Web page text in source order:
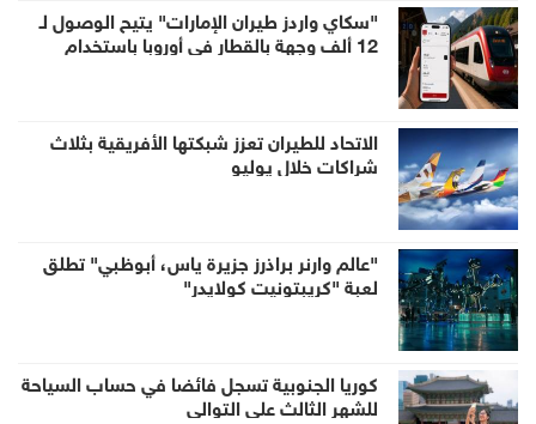
"سكاي واردز طيران الإمارات" يتيح الوصول لـ
12 ألف وجهة بالقطار في أوروبا باستخدام
الاتحاد للطيران تعزز شبكتها الأفريقية بثلاث
شراكات خلال يوليو
"عالم وارنر براذرز جزيرة ياس، أبوظبي" تطلق
لعبة "كريبتونيت كولايدر"
كوريا الجنوبية تسجل فائضا في حساب السياحة
للشهر الثالث على التوالي